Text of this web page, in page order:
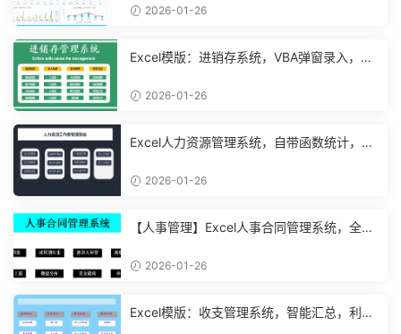
2026-01-26
Excel模版：进销存系统，VBA弹窗录入，智
2026-01-26
Excel人力资源管理系统，自带函数统计，功
2026-01-26
【人事管理】Excel人事合同管理系统，全函
2026-01-26
Excel模版：收支管理系统，智能汇总，利润